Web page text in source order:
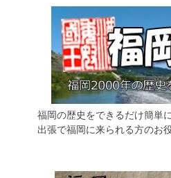
福岡の歴史をできるだけ簡単
出張で福岡に来られる方のお